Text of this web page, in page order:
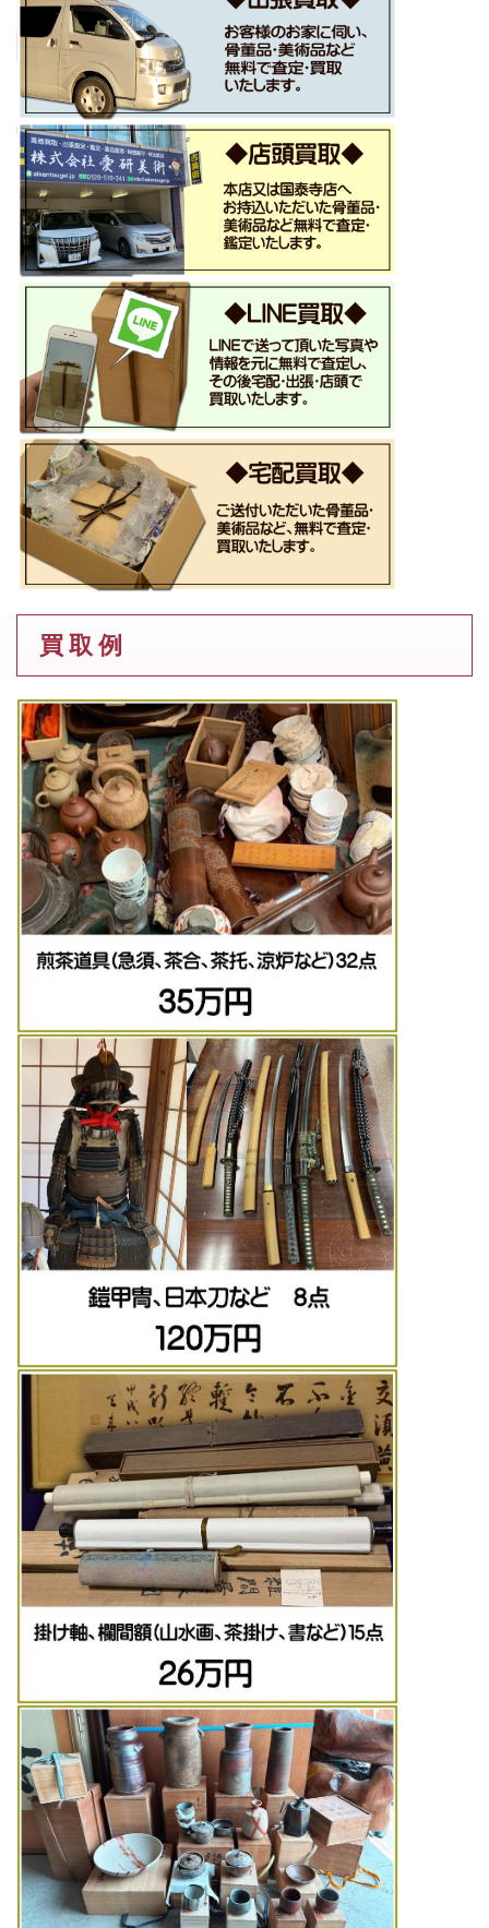
買 取 例